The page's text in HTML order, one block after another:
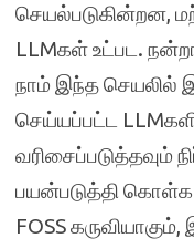
செயல்படுகின்றன,
LLMகள் உட்பட.
நாம் இந்த செயலில்
செய்யப்பட்ட
வரிசைப்படுத்தவும்
பயன்படுத்தி
FOSS